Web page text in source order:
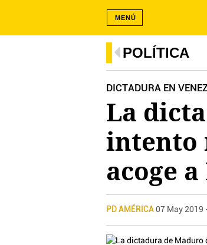
MENÚ
POLÍTICA
DICTADURA EN
La
intento
acoge
PD AMÉRICA 07 May 2019